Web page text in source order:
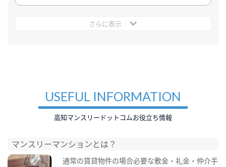
さらに表示
USEFUL INFORMATION
高知マンスリードットコムお役立ち情報
マンスリーマンションとは？
通常の賃貸物件の場合必要な敷金・礼金・仲介手